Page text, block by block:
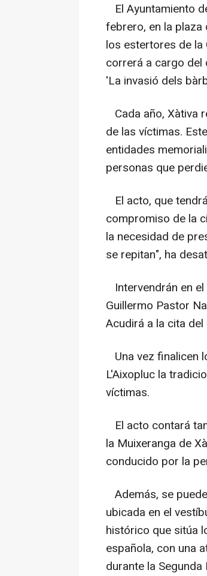
El Ayuntamiento
febrero, en la
los estertores de la
correrá a cargo del
'La invasió dels
Cada año, Xàtiva
de las víctimas.
entidades
personas que
El acto, que
compromiso de la
la necesidad de
se repitan", ha
Intervendrán en
Guillermo Pastor
Acudirá a la cita
Una vez finalicen
L'Aixopluc la
víctimas.
El acto contará
la Muixeranga de
conducido por la
Además, se
ubicada en el
histórico que sitúa
española, con una
durante la Segunda